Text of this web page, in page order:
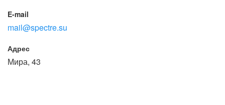
E-mail
mail@spectre.su
Адрес
Мира, 43